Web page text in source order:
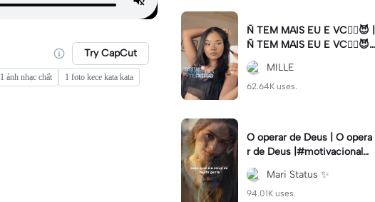
Try CapCut
1 ảnh nhạc chất
1 foto kece kata kata
Ñ TEM MAIS EU E VC😮‍💨😈 |
Ñ TEM MAIS EU E VC😮‍💨😈|
#naotemmaiseuevc #letras
dinamica #slow
MILLE
62.64K uses.
O operar de Deus | O opera
r de Deus |#motivacional#
deus#cristao#fe#viral
Mari Status ✨️
94.01K uses.